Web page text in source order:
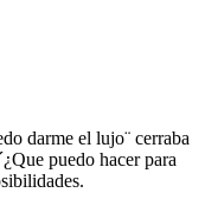
darme el lujo¨ cerraba
puedo hacer para